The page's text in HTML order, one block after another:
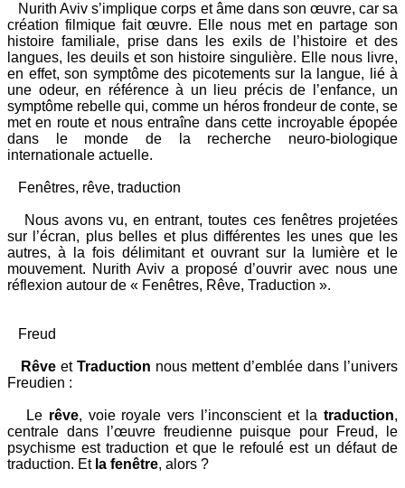
Nurith Aviv s’implique corps et âme dans son œuvre, car sa
création filmique fait œuvre. Elle nous met en partage son
histoire familiale, prise dans les exils de l’histoire et des
langues, les deuils et son histoire singulière. Elle nous livre,
en effet, son symptôme des picotements sur la langue, lié à
une odeur, en référence à un lieu précis de l’enfance, un
symptôme rebelle qui, comme un héros frondeur de conte, se
met en route et nous entraîne dans cette incroyable épopée
dans le monde de la recherche neuro-biologique
internationale actuelle.
Fenêtres, rêve, traduction
Nous avons vu, en entrant, toutes ces fenêtres projetées
sur l’écran, plus belles et plus différentes les unes que les
autres, à la fois délimitant et ouvrant sur la lumière et le
mouvement. Nurith Aviv a proposé d’ouvrir avec nous une
réflexion autour de « Fenêtres, Rêve, Traduction ».
Freud
Rêve et Traduction nous mettent d’emblée dans l’univers
Freudien :
Le rêve, voie royale vers l’inconscient et latraduction,
centrale dans l’œuvre freudienne puisque pour Freud, le
psychisme est traduction et que le refoulé est un défaut de
traduction. Et la fenêtre, alors ?